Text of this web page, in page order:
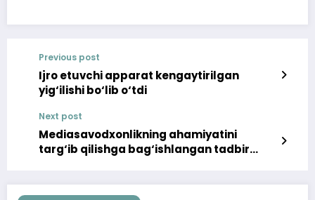
Previous post
Ijro etuvchi apparat kengaytirilgan
yig‘ilishi bo‘lib o‘tdi
Next post
Mediasavodxonlikning ahamiyatini
targ‘ib qilishga bag‘ishlangan tadbir